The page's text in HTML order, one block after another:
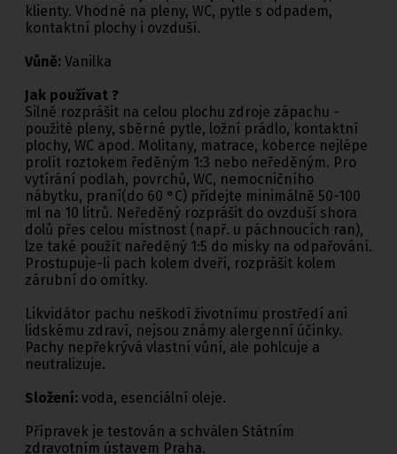
klienty. Vhodné na pleny, WC, pytle s odpadem,
kontaktní plochy i ovzduší.
Vůně: Vanilka
Jak používat ?
Silně rozprášit na celou plochu zdroje zápachu -
použité pleny, sběrné pytle, ložní prádlo, kontaktní
plochy, WC apod. Molitany, matrace, koberce nejlépe
prolít roztokem ředěným 1:3 nebo neředěným. Pro
vytírání podlah, povrchů, WC, nemocničního
nábytku, praní(do 60 °C) přidejte minimálně 50-100
ml na 10 litrů. Neředěný rozprášit do ovzduší shora
dolů přes celou místnost (např. u páchnoucích ran),
lze také použít naředěný 1:5 do misky na odpařování.
Prostupuje-li pach kolem dveří, rozprášit kolem
zárubní do omítky.
Likvidátor pachu neškodí životnímu prostředí ani
lidskému zdraví, nejsou známy alergenní účinky.
Pachy nepřekrývá vlastní vůní, ale pohlcuje a
neutralizuje.
Složení: voda, esenciální oleje.
Přípravek je testován a schválen Státním
zdravotním ústavem Praha.